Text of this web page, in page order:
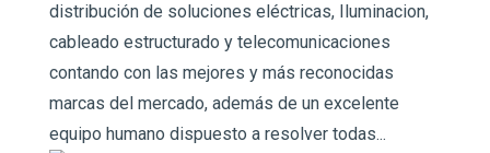
distribución de soluciones eléctricas, Iluminacion,
cableado estructurado y telecomunicaciones
contando con las mejores y más reconocidas
marcas del mercado, además de un excelente
equipo humano dispuesto a resolver todas...